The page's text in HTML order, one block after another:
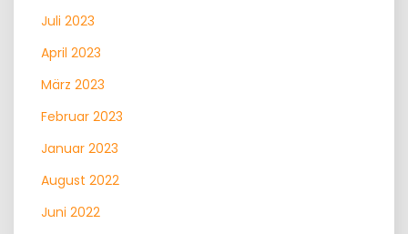
Juli 2023
April 2023
März 2023
Februar 2023
Januar 2023
August 2022
Juni 2022